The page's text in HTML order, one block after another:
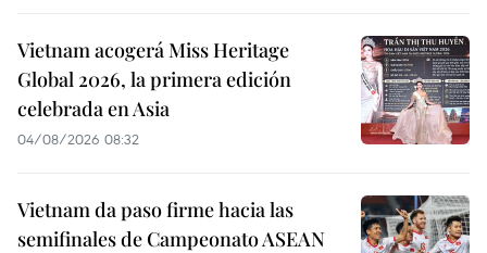
Vietnam acogerá Miss Heritage
Global 2026, la primera edición
celebrada en Asia
04/08/2026 08:32
Vietnam da paso firme hacia las
semifinales de Campeonato ASEAN